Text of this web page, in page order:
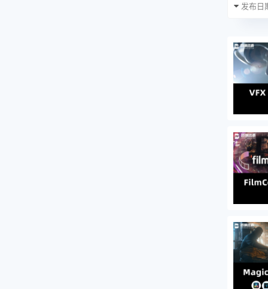
发布日